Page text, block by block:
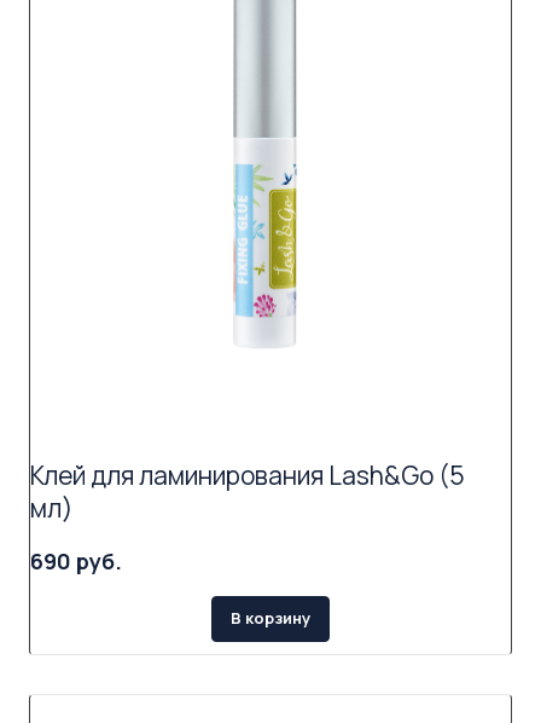
Клей для ламинирования Lash&Go (5
мл)
690 руб.
В корзину